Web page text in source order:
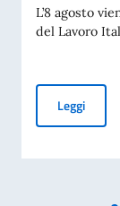
L’8 agosto
del Lavoro
Leggi